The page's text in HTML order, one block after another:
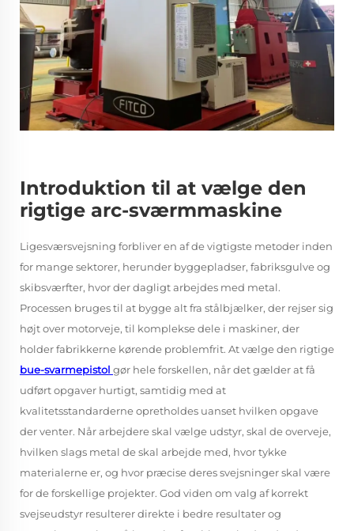
Introduktion til at vælge den
rigtige arc-sværmmaskine
Ligesværsvejsning forbliver en af de vigtigste metoder inden
for mange sektorer, herunder byggepladser, fabriksgulve og
skibsværfter, hvor der dagligt arbejdes med metal.
Processen bruges til at bygge alt fra stålbjælker, der rejser sig
højt over motorveje, til komplekse dele i maskiner, der
holder fabrikkerne kørende problemfrit. At vælge den rigtige
bue-svarmepistol gør hele forskellen, når det gælder at få
udført opgaver hurtigt, samtidig med at
kvalitetsstandarderne opretholdes uanset hvilken opgave
der venter. Når arbejdere skal vælge udstyr, skal de overveje,
hvilken slags metal de skal arbejde med, hvor tykke
materialerne er, og hvor præcise deres svejsninger skal være
for de forskellige projekter. God viden om valg af korrekt
svejseudstyr resulterer direkte i bedre resultater og